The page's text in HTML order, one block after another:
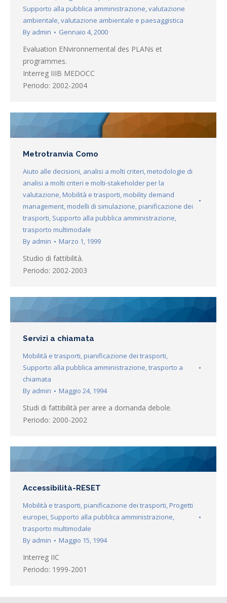
Supporto alla pubblica amministrazione,valutazione
ambientale,valutazione ambientale e paesaggistica
By admin Gennaio 4, 2000
Evaluation ENvironnemental des PLANs et
programmes.
Interreg IIIB MEDOCC
Periodo: 2002-2004
Metrotranvia Como
Aiuto alle decisioni, analisi a molti criteri, metodologie di
analisi a molti criteri e molti-stakeholder per la
valutazione, Mobilità e trasporti, mobility demand
management, modelli di simulazione, pianificazione dei
trasporti, Supporto alla pubblica amministrazione,
trasporto multimodale
By admin Marzo 1, 1999
Studio di fattibilità.
Periodo: 2002-2003
Servizi a chiamata
Mobilità e trasporti, pianificazione dei trasporti,
Supporto alla pubblica amministrazione,trasporto a
chiamata
By admin Maggio 24, 1994
Studi di fattibilità per aree a domanda debole.
Periodo: 2000-2002
Accessibilità-RESET
Mobilità e trasporti, pianificazione dei trasporti, Progetti
europei, Supporto alla pubblica amministrazione,
trasporto multimodale
By admin Maggio 15, 1994
Interreg IIC
Periodo: 1999-2001